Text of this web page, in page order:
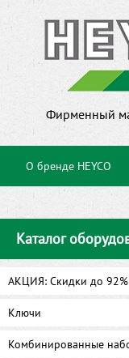
Фирменный
О бренде HEYCO
Каталог
АКЦИЯ: Скидки до 92%
Ключи
Комбинированные